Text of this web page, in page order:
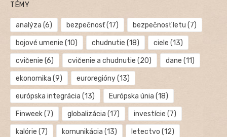
TÉMY
analýza (6) bezpečnosť(17) bezpečnosť letu (7)
bojové umenie (10) chudnutie (18) ciele (13)
cvičenie (6) cvičenie a chudnutie (20) dane (11)
ekonomika (9) euroregióny(13)
európska integrácia (13) Európska únia (18)
Finweek(7) globalizácia (17) investície (7)
kalórie (7) komunikácia (13) letectvo (12)